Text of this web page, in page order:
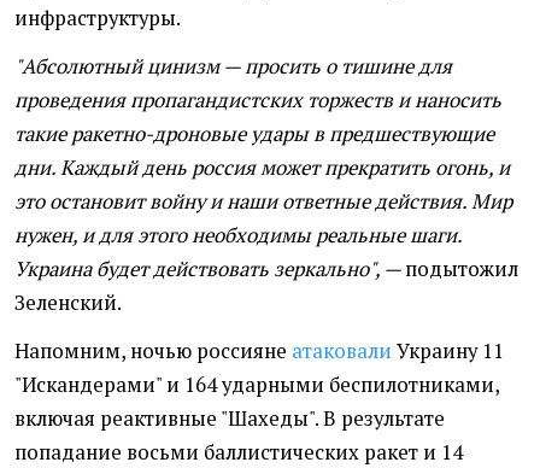
инфраструктуры.
"Абсолютный цинизм — просить о тишине для
проведения пропагандистских торжеств и наносить
такие ракетно-дроновые удары в предшествующие
дни. Каждый день россия может прекратить огонь, и
это остановит войну и наши ответные действия. Мир
нужен, и для этого необходимы реальные шаги.
Украина будет действовать зеркально", —подытожил
Зеленский.
Напомним, ночью россияне атаковали Украину 11
"Искандерами" и 164 ударными беспилотниками,
включая реактивные "Шахеды". В результате
попадание восьми баллистических ракет и 14